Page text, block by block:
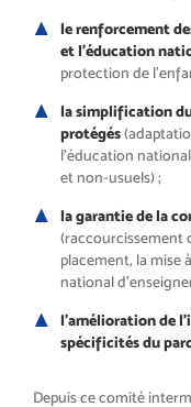
le renforcement
et l’éducation
protection de
la simplification
protégés
l’éducation
et non-usuels) ;
la garantie de la
(raccourcissement
placement, la mise
national
l’amélioration de
spécificités du
Depuis ce comité